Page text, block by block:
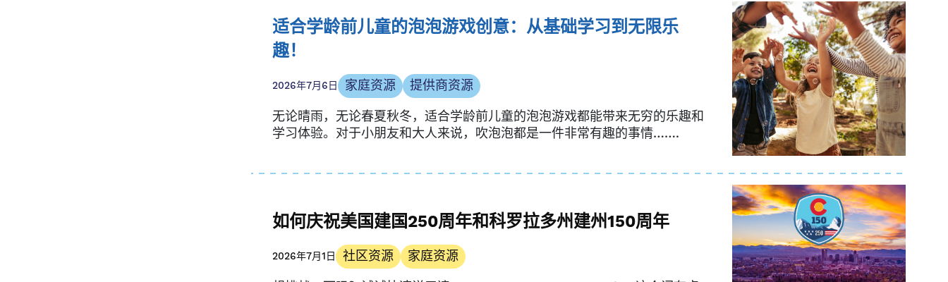
适合学龄前儿童的泡泡游戏创意：从基础学习到无限乐
趣！
2026年7月6日 家庭资源
提供商资源
无论晴雨，无论春夏秋冬，适合学龄前儿童的泡泡游戏都能带来无穷的乐趣和
学习体验。对于小朋友和大人来说，吹泡泡都是一件非常有趣的事情…….
如何庆祝美国建国250周年和科罗拉多州建州150周年
2026年7月1日 社区资源
家庭资源